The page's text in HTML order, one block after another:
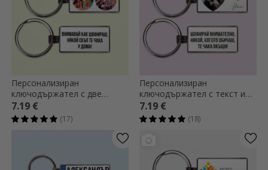
Персонализиран
ключодържател с две
снимки и текст
7.19 €
(17)
Персонализиран
ключодържател с текст и
снимка - Сърце
7.19 €
(18)